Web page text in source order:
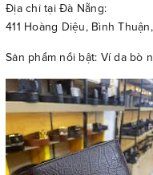
Địa chỉ tại Đà Nẵng:
411 Hoàng Diệu, Bình
Sản phẩm nổi bật: Ví da bò